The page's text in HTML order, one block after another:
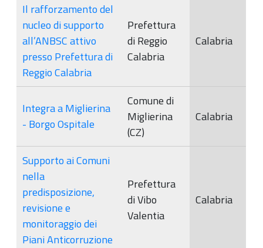
Il rafforzamento del
nucleo di supporto
all’ANBSC attivo
presso Prefettura di
Reggio Calabria
Prefettura
di Reggio
Calabria
Calabria
Integra a Miglierina
- Borgo Ospitale
Comune di
Miglierina
(CZ)
Calabria
Supporto ai Comuni
nella
predisposizione,
revisione e
monitoraggio dei
Piani Anticorruzione
Prefettura
di Vibo
Valentia
Calabria